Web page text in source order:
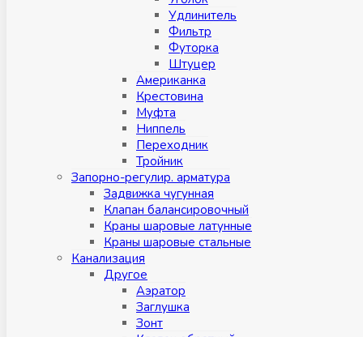
Удлинитель
Фильтр
Футорка
Штуцер
Американка
Крестовина
Муфта
Ниппель
Переходник
Тройник
Запорно-регулир. арматура
Задвижка чугунная
Клапан балансировочный
Краны шаровые латунные
Краны шаровые стальные
Канализация
Другое
Аэратор
Заглушкa
Зонт